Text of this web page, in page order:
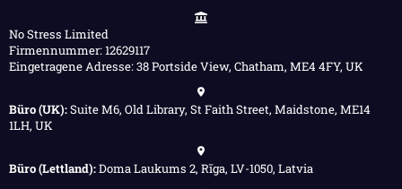
No Stress Limited
Firmennummer: 12629117
Eingetragene Adresse: 38 Portside View, Chatham, ME4 4FY, UK
Büro (UK):Suite M6, Old Library, St Faith Street, Maidstone, ME14
1LH, UK
Büro (Lettland):Doma Laukums 2, Rīga, LV-1050, Latvia